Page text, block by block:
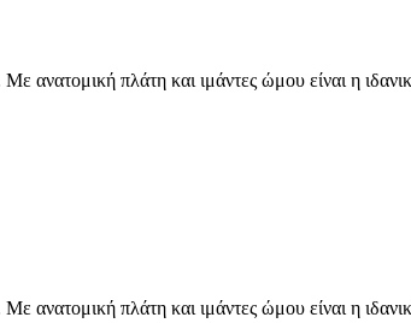
ανατομική πλάτη και ιμάντες ώμου είναι η
ανατομική πλάτη και ιμάντες ώμου είναι η